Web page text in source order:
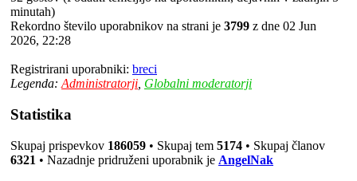
minutah)
Rekordno število uporabnikov na strani je 3799 z dne 02 Jun
2026, 22:28
Registrirani uporabniki: breci
Legenda:Administratorji, Globalni moderatorji
Statistika
Skupaj prispevkov 186059 • Skupaj tem 5174 • Skupaj članov
6321 • Nazadnje pridruženi uporabnik je AngelNak